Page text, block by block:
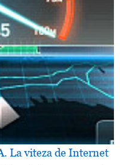
La viteza de Internet